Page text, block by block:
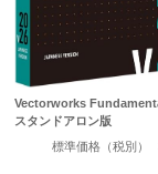
Vectorworks
スタンドアロン版
標準価格（税別）